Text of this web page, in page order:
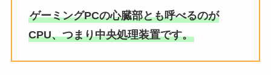
ゲーミングPCの心臓部とも呼べるのが
CPU、つまり中央処理装置です。